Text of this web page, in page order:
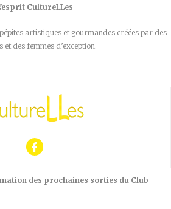
CultureLLes
artistiques et gourmandes créées par des
et des femmes d’exception.
des prochaines sorties du Club